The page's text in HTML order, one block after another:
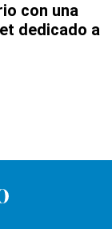
con una
dedicado a